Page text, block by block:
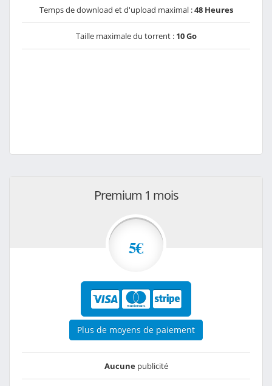
Temps de download et d'upload maximal :48 Heures
Taille maximale du torrent : 10 Go
Premium 1 mois
5€
Plus de moyens de paiement
Aucunepublicité